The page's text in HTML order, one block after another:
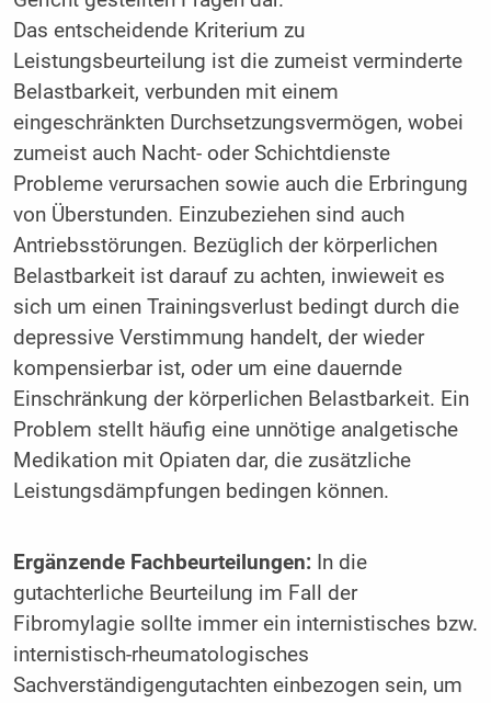
Das entscheidende Kriterium zu
Leistungsbeurteilung ist die zumeist verminderte
Belastbarkeit, verbunden mit einem
eingeschränkten Durchsetzungsvermögen, wobei
zumeist auch Nacht- oder Schichtdienste
Probleme verursachen sowie auch die Erbringung
von Überstunden. Einzubeziehen sind auch
Antriebsstörungen. Bezüglich der körperlichen
Belastbarkeit ist darauf zu achten, inwieweit es
sich um einen Trainingsverlust bedingt durch die
depressive Verstimmung handelt, der wieder
kompensierbar ist, oder um eine dauernde
Einschränkung der körperlichen Belastbarkeit. Ein
Problem stellt häufig eine unnötige analgetische
Medikation mit Opiaten dar, die zusätzliche
Leistungsdämpfungen bedingen können.
Ergänzende Fachbeurteilungen:In die
gutachterliche Beurteilung im Fall der
Fibromylagie sollte immer ein internistisches bzw.
internis­tisch-rheumatologisches
Sachverständigengutachten einbezogen sein, um